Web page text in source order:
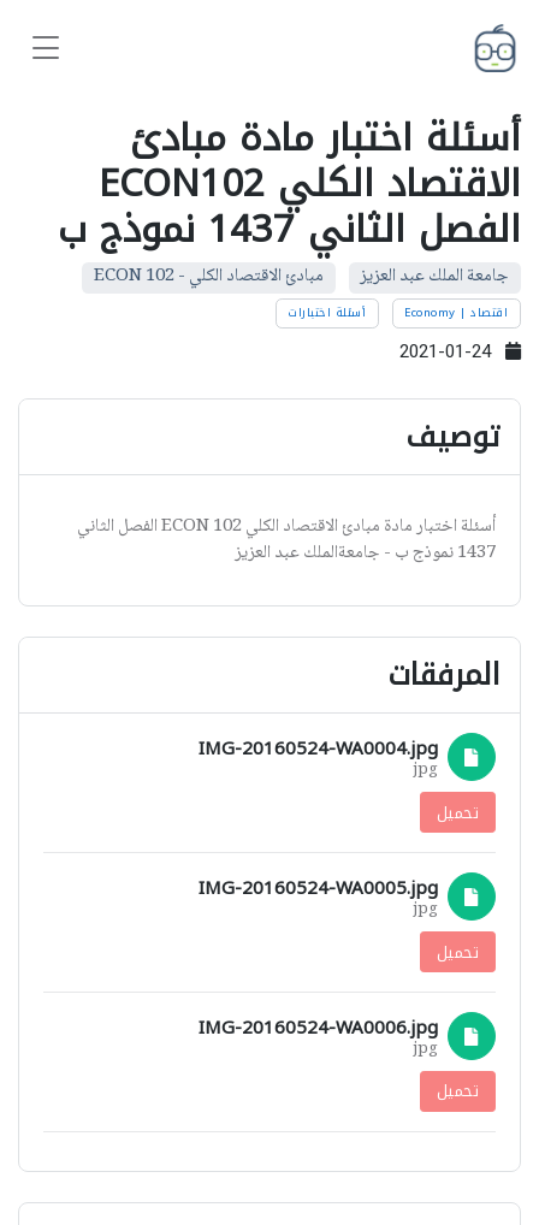
أسئلة اختبار مادة مبادئ
الاقتصاد الكلي ECON102
الفصل الثاني 1437 نموذج ب
جامعة الملك عبد العزيز مبادئ الاقتصاد الكلي - ECON 102
اقتصاد | Economy أسئلة اختبارات
2021-01-24
توصيف
أسئلة اختبار مادة مبادئ الاقتصاد الكلي ECON 102 الفصل الثاني
1437 نموذج ب - جامعةالملك عبد العزيز
المرفقات
IMG-20160524-WA0004.jpg
jpg
تحميل
IMG-20160524-WA0005.jpg
jpg
تحميل
IMG-20160524-WA0006.jpg
jpg
تحميل